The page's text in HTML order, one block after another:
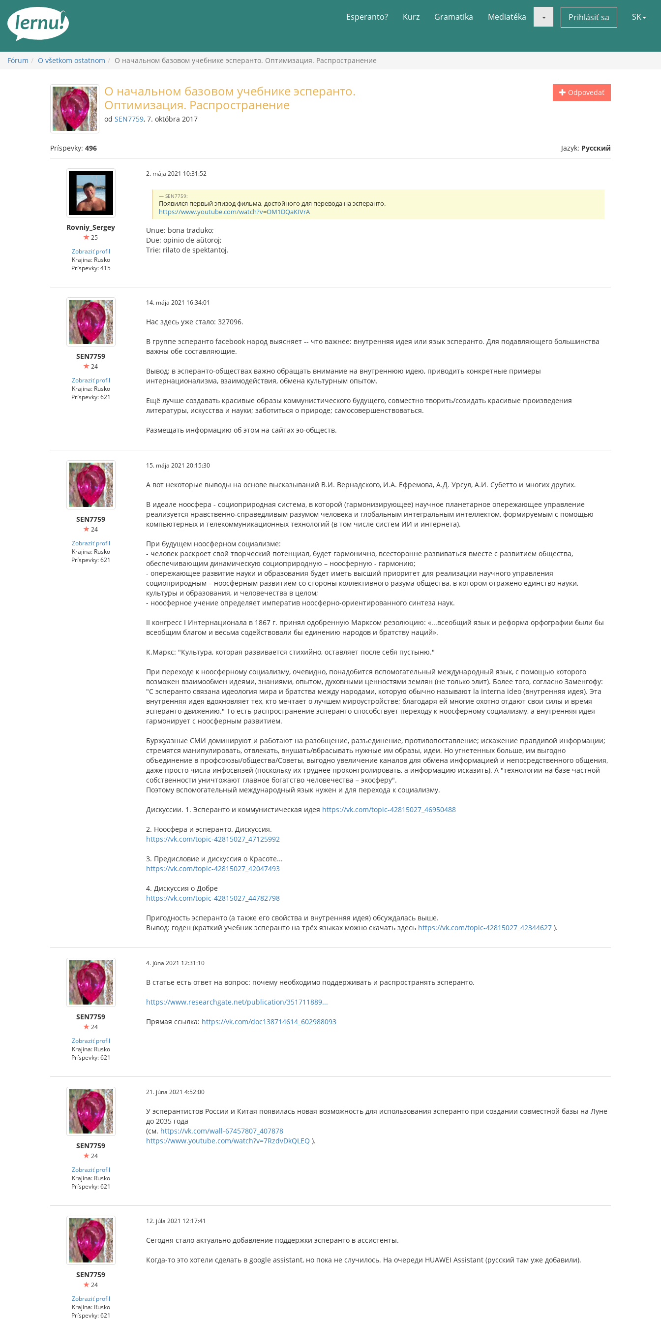
obsah
Esperanto? Kurz Gramatika Mediatéka Prihlásiť sa SK
Fórum O všetkom ostatnom О начальном базовом учебнике эсперанто. Оптимизация. Распространение
Odpovedať
О начальном базовом учебнике эсперанто.
Оптимизация. Распространение
od SEN7759, 7. októbra 2017
Príspevky: 496 Jazyk: Русский
Rovniy_Sergey
25
Zobraziť profil
Krajina: Rusko
Príspevky: 415
2. mája 2021 10:31:52
SEN7759:
Появился первый эпизод фильма, достойного для перевода на эсперанто.
https://www.youtube.com/watch?v=OM1DQaKIVrA
Unue: bona traduko;
Due: opinio de aŭtoroj;
Trie: rilato de spektantoj.
SEN7759
24
Zobraziť profil
Krajina: Rusko
Príspevky: 621
14. mája 2021 16:34:01
Нас здесь уже стало: 327096.
В группе эсперанто facebook народ выясняет -- что важнее: внутренняя идея или язык эсперанто. Для подавляющего большинства
важны обе составляющие.
Вывод: в эсперанто-обществах важно обращать внимание на внутреннюю идею, приводить конкретные примеры
интернационализма, взаимодействия, обмена культурным опытом.
Ещё лучше создавать красивые образы коммунистического будущего, совместно творить/созидать красивые произведения
литературы, искусства и науки; заботиться о природе; самосовершенствоваться.
Размещать информацию об этом на сайтах эо-обществ.
SEN7759
24
Zobraziť profil
Krajina: Rusko
Príspevky: 621
15. mája 2021 20:15:30
А вот некоторые выводы на основе высказываний В.И. Вернадского, И.А. Ефремова, А.Д. Урсул, А.И. Субетто и многих других.
В идеале ноосфера - социоприродная система, в которой (гармонизирующее) научное планетарное опережающее управление
реализуется нравственно-справедливым разумом человека и глобальным интегральным интеллектом, формируемым с помощью
компьютерных и телекоммуникационных технологий (в том числе систем ИИ и интернета).
При будущем ноосферном социализме:
- человек раскроет свой творческий потенциал, будет гармонично, всесторонне развиваться вместе с развитием общества,
обеспечивающим динамическую социоприродную – ноосферную - гармонию;
- опережающее развитие науки и образования будет иметь высший приоритет для реализации научного управления
социоприродным – ноосферным развитием со стороны коллективного разума общества, в котором отражено единство науки,
культуры и образования, и человечества в целом;
- ноосферное учение определяет императив ноосферно-ориентированного синтеза наук.
II конгресс I Интернационала в 1867 г. принял одобренную Марксом резолюцию: «...всеобщий язык и реформа орфографии были бы
всеобщим благом и весьма содействовали бы единению народов и братству наций».
К.Маркс: "Культура, которая развивается стихийно, оставляет после себя пустыню."
При переходе к ноосферному социализму, очевидно, понадобится вспомогательный международный язык, с помощью которого
возможен взаимообмен идеями, знаниями, опытом, духовными ценностями землян (не только элит). Более того, согласно Заменгофу:
"С эсперанто связана идеология мира и братства между народами, которую обычно называют la interna ideo (внутренняя идея). Эта
внутренняя идея вдохновляет тех, кто мечтает о лучшем мироустройстве; благодаря ей многие охотно отдают свои силы и время
эсперанто-движению." То есть распространение эсперанто способствует переходу к ноосферному социализму, а внутренняя идея
гармонирует с ноосферным развитием.
Буржуазные СМИ доминируют и работают на разобщение, разъединение, противопоставление; искажение правдивой информации;
стремятся манипулировать, отвлекать, внушать/вбрасывать нужные им образы, идеи. Но угнетенных больше, им выгодно
объединение в профсоюзы/общества/Советы, выгодно увеличение каналов для обмена информацией и непосредственного общения,
даже просто числа инфосвязей (поскольку их труднее проконтролировать, а информацию исказить). А "технологии на базе частной
собственности уничтожают главное богатство человечества – экосферу".
Поэтому вспомогательный международный язык нужен и для перехода к социализму.
Дискуссии. 1. Эсперанто и коммунистическая идея https://vk.com/topic-42815027_46950488
2. Ноосфера и эсперанто. Дискуссия.
https://vk.com/topic-42815027_47125992
3. Предисловие и дискуссия о Красоте...
https://vk.com/topic-42815027_42047493
4. Дискуссия о Добре
https://vk.com/topic-42815027_44782798
Пригодность эсперанто (а также его свойства и внутренняя идея) обсуждалась выше.
Вывод: годен (краткий учебник эсперанто на трёх языках можно скачать здесь https://vk.com/topic-42815027_42344627 ).
SEN7759
24
Zobraziť profil
Krajina: Rusko
Príspevky: 621
4. júna 2021 12:31:10
В статье есть ответ на вопрос: почему необходимо поддерживать и распространять эсперанто.
https://www.researchgate.net/publication/351711889...
Прямая ссылка: https://vk.com/doc138714614_602988093
SEN7759
24
Zobraziť profil
Krajina: Rusko
Príspevky: 621
21. júna 2021 4:52:00
У эсперантистов России и Китая появилась новая возможность для использования эсперанто при создании совместной базы на Луне
до 2035 года
(см. https://vk.com/wall-67457807_407878
https://www.youtube.com/watch?v=7RzdvDkQLEQ ).
SEN7759
24
Zobraziť profil
Krajina: Rusko
Príspevky: 621
12. júla 2021 12:17:41
Сегодня стало актуально добавление поддержки эсперанто в ассистенты.
Когда-то это хотели сделать в google assistant, но пока не случилось. На очереди HUAWEI Assistant (русский там уже добавили).